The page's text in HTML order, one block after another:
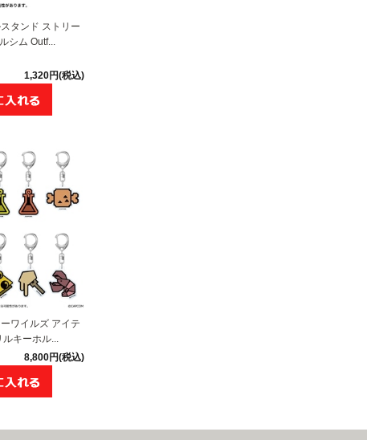
タンド ストリー
シム Outf...
1,320円(税込)
ワイルズ アイテ
キーホル...
8,800円(税込)